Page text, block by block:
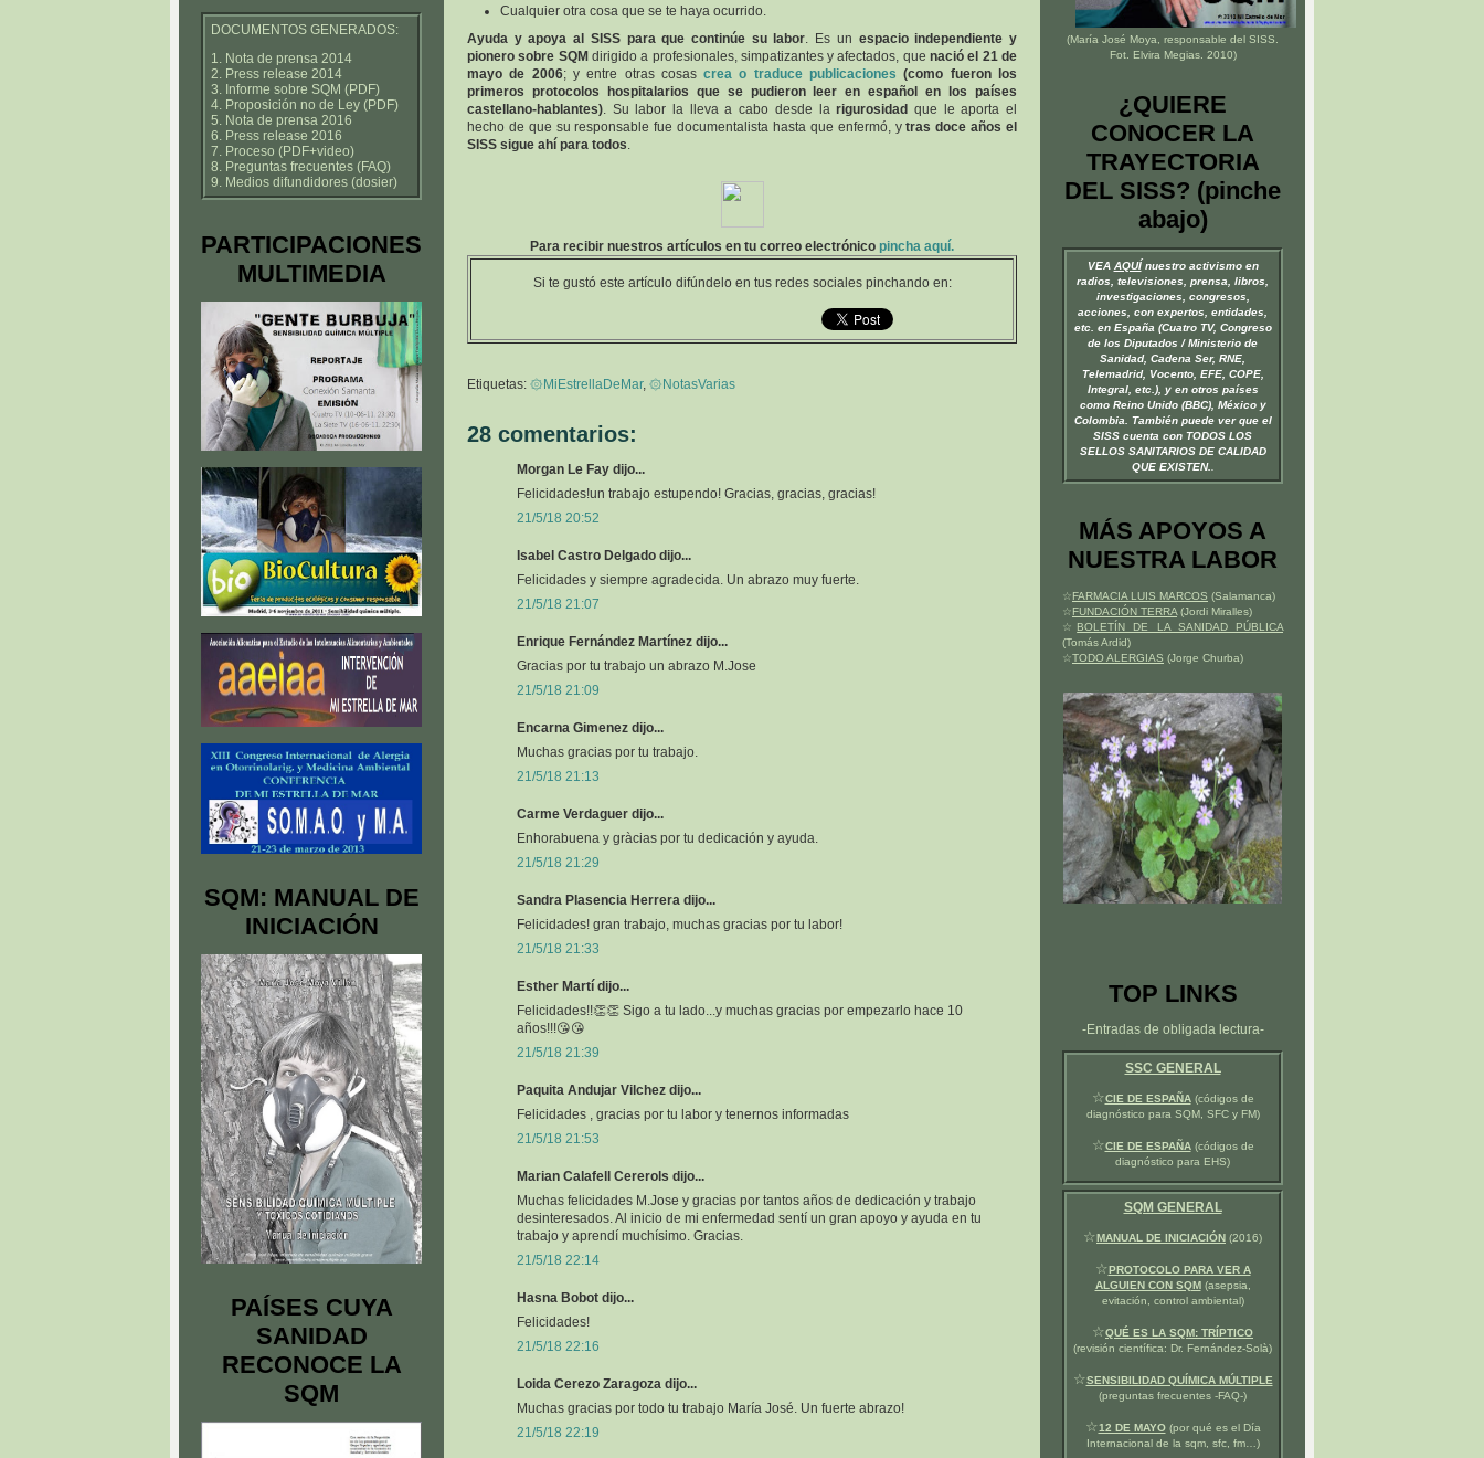
Cualquier otra cosa que se te haya ocurrido.
Ayuda y apoya al SISS para que continúe su labor. Es un espacio independiente y
pionero sobre SQM dirigido a profesionales, simpatizantes y afectados, quenació el 21 de
mayo de 2006; y entre otras cosas crea o traduce publicaciones (como fueron los
primeros protocolos hospitalarios que se pudieron leer en español en los países
castellano-hablantes). Su labor la lleva a cabo desde larigurosidad que le aporta el
hecho de que su responsable fue documentalista hasta que enfermó, ytras doce años el
SISS sigue ahí para todos.
Para recibir nuestros artículos en tu correo electrónico pincha aquí.
Si te gustó este artículo difúndelo en tus redes sociales pinchando en:
Etiquetas: ۞MiEstrellaDeMar, ۞NotasVarias
28 comentarios:
Morgan Le Fay dijo...
Felicidades!un trabajo estupendo! Gracias, gracias, gracias!
21/5/18 20:52
Isabel Castro Delgado dijo...
Felicidades y siempre agradecida. Un abrazo muy fuerte.
21/5/18 21:07
Enrique Fernández Martínez dijo...
Gracias por tu trabajo un abrazo M.Jose
21/5/18 21:09
Encarna Gimenez dijo...
Muchas gracias por tu trabajo.
21/5/18 21:13
Carme Verdaguer dijo...
Enhorabuena y gràcias por tu dedicación y ayuda.
21/5/18 21:29
Sandra Plasencia Herrera dijo...
Felicidades! gran trabajo, muchas gracias por tu labor!
21/5/18 21:33
Esther Martí dijo...
Felicidades!!👏👏 Sigo a tu lado...y muchas gracias por empezarlo hace 10
años!!!😘😘
21/5/18 21:39
Paquita Andujar Vilchez dijo...
Felicidades , gracias por tu labor y tenernos informadas
21/5/18 21:53
Marian Calafell Cererols dijo...
Muchas felicidades M.Jose y gracias por tantos años de dedicación y trabajo
desinteresados. Al inicio de mi enfermedad sentí un gran apoyo y ayuda en tu
trabajo y aprendí muchísimo. Gracias.
21/5/18 22:14
Hasna Bobot dijo...
Felicidades!
21/5/18 22:16
Loida Cerezo Zaragoza dijo...
Muchas gracias por todo tu trabajo María José. Un fuerte abrazo!
21/5/18 22:19
DOCUMENTOS GENERADOS:
1. Nota de prensa 2014
2. Press release 2014
3. Informe sobre SQM (PDF)
4. Proposición no de Ley (PDF)
5. Nota de prensa 2016
6. Press release 2016
7. Proceso (PDF+video)
8. Preguntas frecuentes (FAQ)
9. Medios difundidores (dosier)
PARTICIPACIONES
MULTIMEDIA
SQM: MANUAL DE
INICIACIÓN
PAÍSES CUYA
SANIDAD
RECONOCE LA
SQM
(María José Moya, responsable del SISS
Fot. Elvira Megias. 2010)
¿QUIERE
CONOCER LA
TRAYECTORIA
DEL SISS? (pinche
abajo)
VEA AQUÍnuestro activismo en
radios, televisiones, prensa, libros,
investigaciones, congresos,
acciones, con expertos, entidades,
etc. en España (Cuatro TV, Congreso
de los Diputados / Ministerio de
Sanidad, Cadena Ser, RNE,
Telemadrid, Vocento, EFE, COPE,
Integral, etc.), y en otros países
como Reino Unido (BBC), México y
Colombia. También puede ver que el
SISS cuenta con TODOS LOS
SELLOS SANITARIOS DE CALIDAD
QUE EXISTEN.
MÁS APOYOS A
NUESTRA LABOR
☆FARMACIA LUIS MARCOS (Salamanca)
☆FUNDACIÓN TERRA (Jordi Miralles)
☆ BOLETÍN DE LA SANIDAD PÚBLICA
(Tomás Ardid)
☆TODO ALERGIAS (Jorge Churba)
TOP LINKS
-Entradas de obligada lectura-
SSC GENERAL
☆CIE DE ESPAÑA(códigos de
diagnóstico para SQM, SFC y FM)
☆CIE DE ESPAÑA(códigos de
diagnóstico para EHS)
SQM GENERAL
☆MANUAL DE INICIACIÓN (2016)
☆PROTOCOLO PARA VER A
ALGUIEN CON SQM(asepsia,
evitación, control ambiental)
☆QUÉ ES LA SQM: TRÍPTICO
(revisión científica: Dr. Fernández-Solà)
☆SENSIBILIDAD QUÍMICA MÚLTIPLE
(preguntas frecuentes -FAQ-)
☆12 DE MAYO(por qué es el Día
Internacional de la sqm, sfc, fm…)